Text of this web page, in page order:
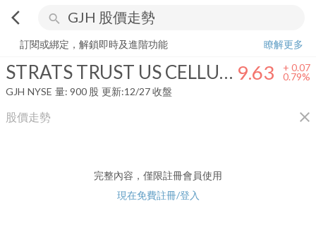
arrow_back_ios search
STRATS TRUST US CELLULAR 6.375% PRF 15/12/2033 USD25 CL A-
訂閱或綁定，解鎖即時及進階功能
瞭解更多
STRATS TRUST US CELLULAR 6.375% PRF 15/12/2033 USD25 CL A-1 9.63 + 0.07
0.79%
GJH NYSE 量: 900 股 更新:12/27 收盤
股價走勢 close
完整內容，僅限註冊會員使用
現在免費註冊/登入